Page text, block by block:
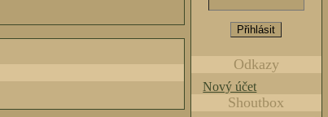
Odkazy
Nový účet
Shoutbox